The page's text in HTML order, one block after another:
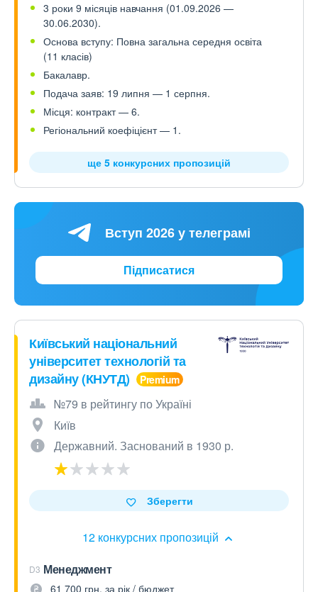
3 роки 9 місяців навчання (01.09.2026 —
30.06.2030).
Основа вступу: Повна загальна середня освіта
(11 класів)
Бакалавр.
Подача заяв: 19 липня — 1 серпня.
Місця: контракт — 6.
Регіональний коефіцієнт — 1.
ще 5 конкурсних пропозицій
Вступ 2026 у телеграмі
Підписатися
Київський національний
університет технологій та
дизайну (КНУТД)
№79 в рейтингу по Україні
Київ
Державний. Заснований в 1930 р.
12 конкурсних пропозицій
Зберегти
D3 Менеджмент
61 700 грн. за рік / бюджет